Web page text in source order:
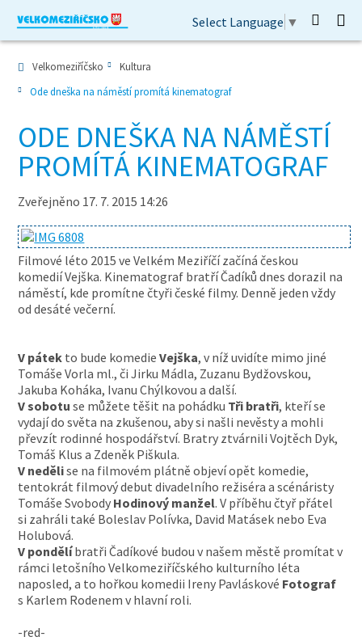
Velkomeziříčsko
Kultura
Ode dneška na náměstí promítá kinematograf
ODE DNEŠKA NA NÁMĚSTÍ
PROMÍTÁ KINEMATOGRAF
Zveřejněno 17. 7. 2015 14:26
Filmové léto 2015 ve Velkém Meziříčí začíná českou
komedií Vejška. Kinematograf bratří Čadíků dnes dorazil na
náměstí, kde promítne čtyři české filmy. Denně jeden vždy
od desáté večerní.
V pátek to bude komedieVejška, v níž uvidíte mimo jiné
Tomáše Vorla ml., či Jirku Mádla, Zuzanu Bydžovskou,
Jakuba Koháka, Ivanu Chýlkovou a další.
V sobotu se můžete těšit na pohádku Tři bratři, kteří se
vydají do světa na zkušenou, aby si našli nevěsty a mohli
převzít rodinné hospodářství. Bratry ztvárnili Vojtěch Dyk,
Tomáš Klus a Zdeněk Piškula.
V nedělise na filmovém plátně objeví opět komedie,
tentokrát filmový debut divadelního režiséra a scénáristy
Tomáše Svobody Hodinový manžel. V příběhu čtyř přátel
si zahráli také Boleslav Polívka, David Matásek nebo Eva
Holubová.
V pondělíbratři Čadíkové budou v našem městě promítat v
rámci letošního Velkomeziříčského kulturního léta
naposled, a to hořkou komedii Ireny Pavláskové Fotograf
s Karlem Rodenem v hlavní roli.
-red-
Select Language ▼